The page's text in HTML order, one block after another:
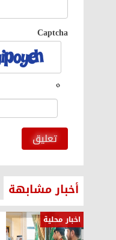
Captcha
تعليق
أخبار مشابهة
اخبار محلية